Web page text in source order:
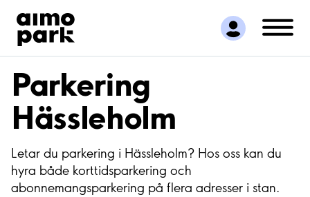
Hitta parkering
Samarbete
Kundservice
Om Aimo Park
Parkering
Hässleholm
Letar du parkering i Hässleholm? Hos oss kan du
hyra både korttidsparkering och
abonnemangsparkering på flera adresser i stan.